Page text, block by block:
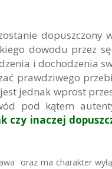
dopuszczony
dowodu przez
i dochodzenia
prawdziwego
jednak wprost
pod kątem
czy inaczej
oraz ma charakter